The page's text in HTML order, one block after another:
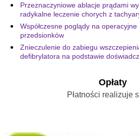
Przeznaczyniowe ablacje prądami
radykalne leczenie chorych z
Współczesne poglądy na
przedsionków
Znieczulenie do zabiegu
defibrylatora na podstawie
Opłaty
Płatności realizuje